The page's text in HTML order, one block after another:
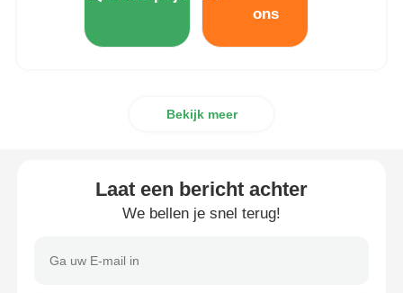
ons
Bekijk meer
Laat een bericht achter
We bellen je snel terug!